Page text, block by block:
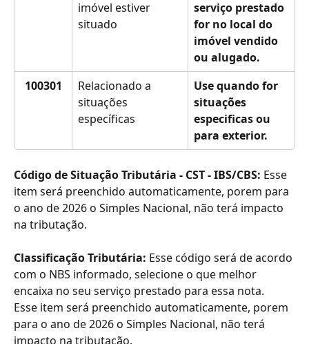
imóvel estiver
situado
serviço prestado
for no local do
imóvel vendido
ou alugado.
100301
Relacionado a
situações
específicas
Use quando for
situações
especificas ou
para exterior.
Código de Situação Tributária - CST - IBS/CBS: Esse
item será preenchido automaticamente, porem para
o ano de 2026 o Simples Nacional, não terá impacto
na tributação.
Classificação Tributária: Esse código será de acordo
com o NBS informado, selecione o que melhor
encaixa no seu serviço prestado para essa nota.
Esse item será preenchido automaticamente, porem
para o ano de 2026 o Simples Nacional, não terá
impacto na tributação.